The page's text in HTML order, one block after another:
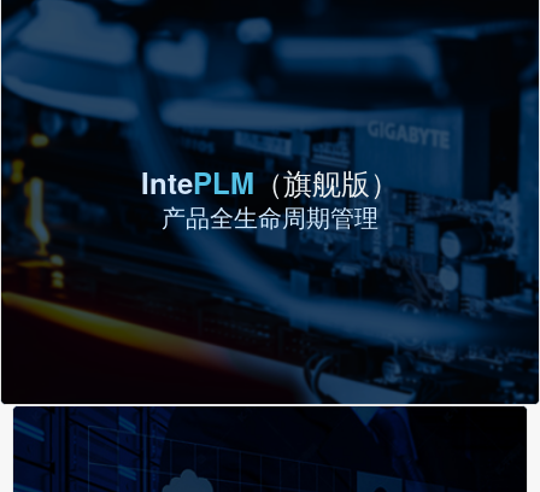
InteKEY
数据安全